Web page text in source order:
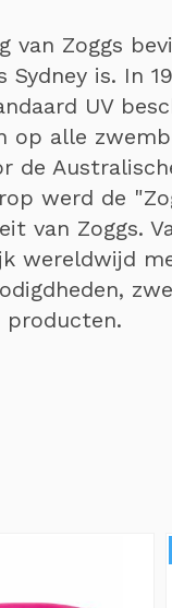
van Zoggs
Sydney is. In
UV
op alle
de
werd de
van Zoggs.
wereldwijd
producten.